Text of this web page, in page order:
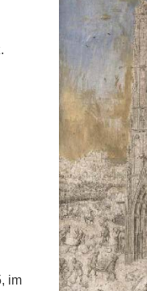
im